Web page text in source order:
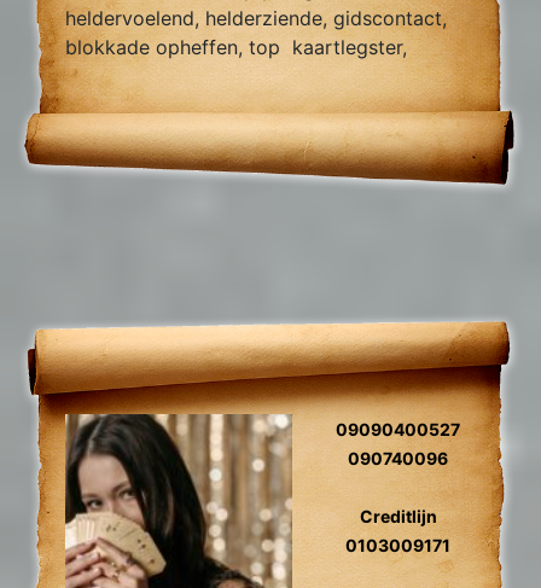
heldervoelend, helderziende, gidscontact,
blokkade opheffen, top kaartlegster,
vragen over relatie problemen zielsrelaties,
en toekomst voorspelling 2024
09090400527
090740096
Creditlijn
0103009171